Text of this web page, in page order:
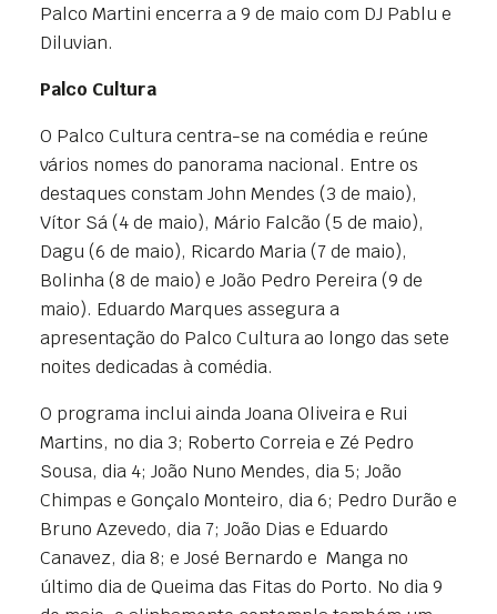
Palco Martini encerra a 9 de maio com DJ Pablu e
Diluvian.
Palco Cultura
O Palco Cultura centra-se na comédia e reúne
vários nomes do panorama nacional. Entre os
destaques constam John Mendes (3 de maio),
Vítor Sá (4 de maio), Mário Falcão (5 de maio),
Dagu (6 de maio), Ricardo Maria (7 de maio),
Bolinha (8 de maio) e João Pedro Pereira (9 de
maio). Eduardo Marques assegura a
apresentação do Palco Cultura ao longo das sete
noites dedicadas à comédia.
O programa inclui ainda Joana Oliveira e Rui
Martins, no dia 3; Roberto Correia e Zé Pedro
Sousa, dia 4; João Nuno Mendes, dia 5; João
Chimpas e Gonçalo Monteiro, dia 6; Pedro Durão e
Bruno Azevedo, dia 7; João Dias e Eduardo
Canavez, dia 8; e José Bernardo e Manga no
último dia de Queima das Fitas do Porto. No dia 9